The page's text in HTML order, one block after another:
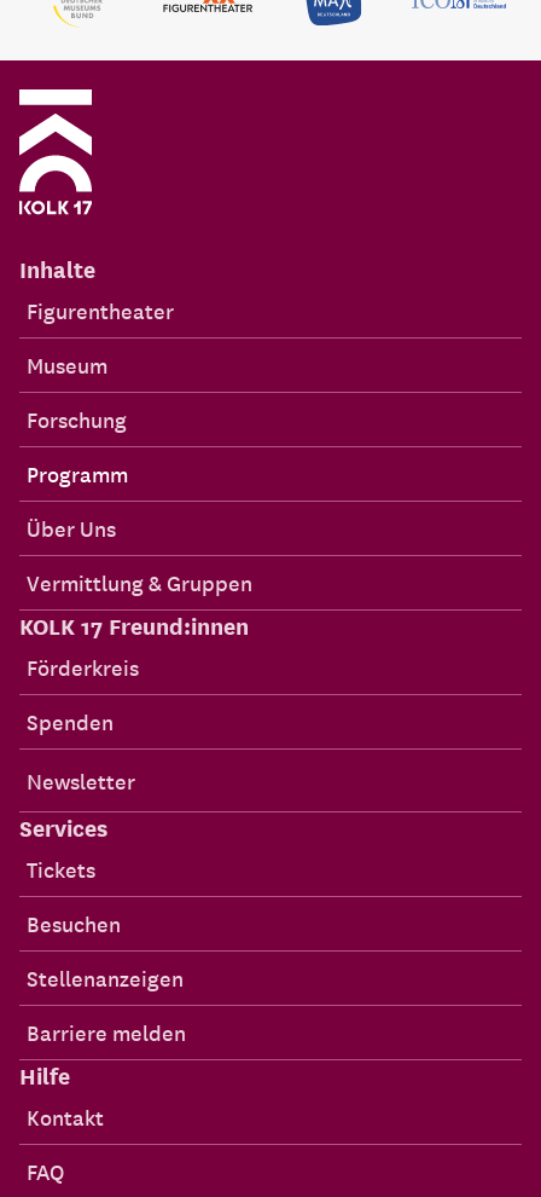
Inhalte
Figurentheater
Museum
Forschung
Programm
Über Uns
Vermittlung & Gruppen
KOLK 17 Freund:innen
Förderkreis
Spenden
Newsletter
Services
Tickets
Besuchen
Stellenanzeigen
Barriere melden
Hilfe
Kontakt
FAQ